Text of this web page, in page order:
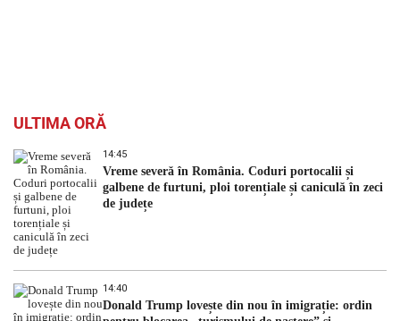
ULTIMA ORĂ
14:45
Vreme severă în România. Coduri portocalii și
galbene de furtuni, ploi torențiale și caniculă în zeci
de județe
14:40
Donald Trump lovește din nou în imigrație: ordin